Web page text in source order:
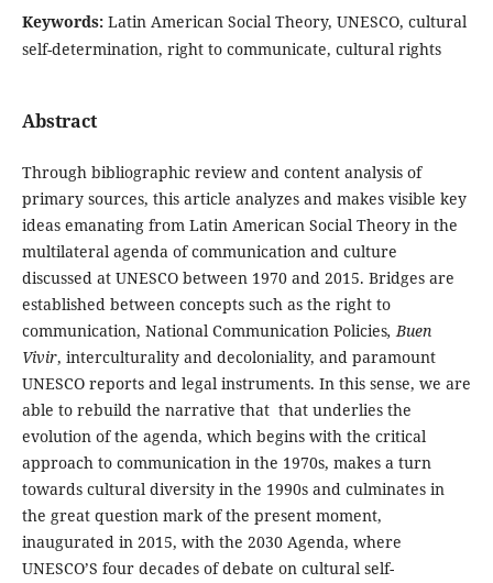
Keywords: Latin American Social Theory, UNESCO, cultural
self-determination, right to communicate, cultural rights
Abstract
Through bibliographic review and content analysis of
primary sources, this article analyzes and makes visible key
ideas emanating from Latin American Social Theory in the
multilateral agenda of communication and culture
discussed at UNESCO between 1970 and 2015. Bridges are
established between concepts such as the right to
communication, National Communication Policies, Buen
Vivir, interculturality and decoloniality, and paramount
UNESCO reports and legal instruments. In this sense, we are
able to rebuild the narrative that that underlies the
evolution of the agenda, which begins with the critical
approach to communication in the 1970s, makes a turn
towards cultural diversity in the 1990s and culminates in
the great question mark of the present moment,
inaugurated in 2015, with the 2030 Agenda, where
UNESCO’S four decades of debate on cultural self-